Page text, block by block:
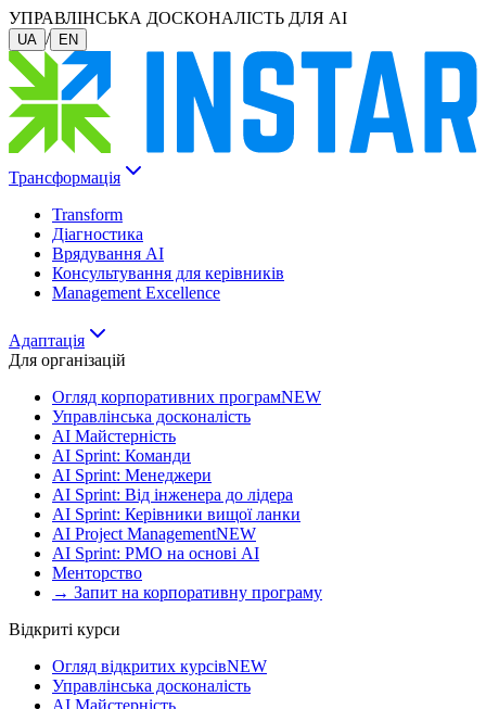
УПРАВЛІНСЬКА ДОСКОНАЛІСТЬ ДЛЯ AI
UA / EN
Трансформація
Transform
Діагностика
Врядування AI
Консультування для керівників
Management Excellence
Адаптація
Для організацій
Огляд корпоративних програмNEW
Управлінська досконалість
AI Майстерність
AI Sprint: Команди
AI Sprint: Менеджери
AI Sprint: Від інженера до лідера
AI Sprint: Керівники вищої ланки
AI Project ManagementNEW
AI Sprint: PMO на основі AI
Менторство
→ Запит на корпоративну програму
Відкриті курси
Огляд відкритих курсівNEW
Управлінська досконалість
AI Майстерність